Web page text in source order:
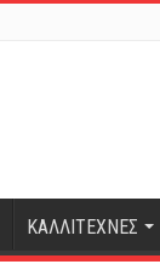
ΚΑΛΛΙΤΕΧΝΕΣ